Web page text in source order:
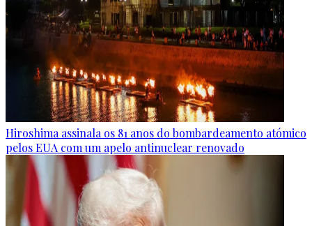
Hiroshima assinala os 81 anos do bombardeamento atómico
pelos EUA com um apelo antinuclear renovado